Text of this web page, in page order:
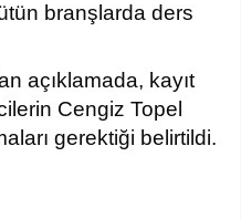
branşlarda ders
açıklamada, kayıt
Cengiz Topel
gerektiği belirtildi.